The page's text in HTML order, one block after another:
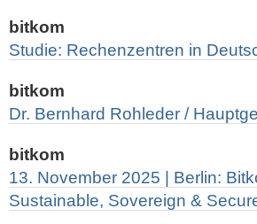
bitkom
Studie: Rechenzentren in
bitkom
Dr. Bernhard Rohleder /
bitkom
13. November 2025 | Berlin:
Sustainable, Sovereign &